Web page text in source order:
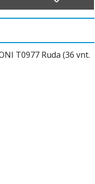
T0977 Ruda (36 vnt.